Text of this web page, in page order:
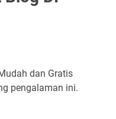
dan Gratis
pengalaman ini.